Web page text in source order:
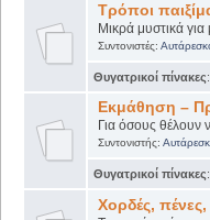
Τρόποι
Μικρά μυστικά
Συντονιστές:
Θυγατρικοί πίνακες:
Εκμάθηση –
Για όσους θέλουν
Συντονιστής:
Θυγατρικοί πίνακες:
Χορδές,